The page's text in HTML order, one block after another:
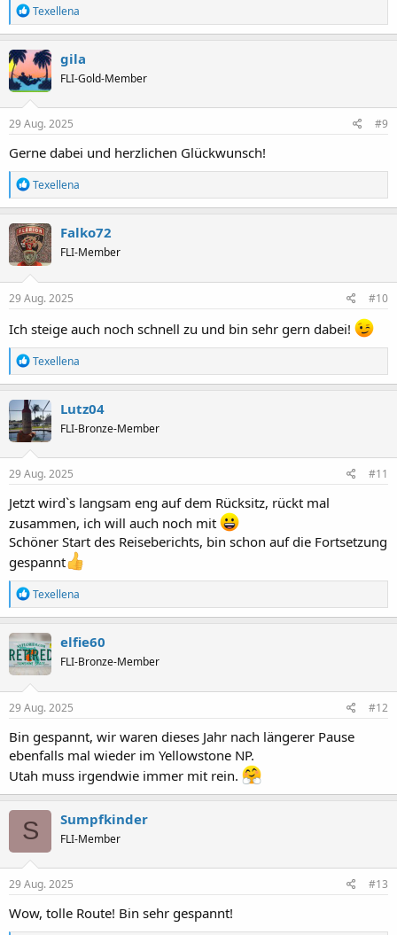
R
e
a
k
t
i
o
n
e
:
Texellena
gila
FLI-Gold-Member
29 Aug. 2025 #9
Gerne dabei und herzlichen Glückwunsch!
R
e
a
k
t
i
o
n
e
:
Texellena
Falko72
FLI-Member
29 Aug. 2025 #10
Ich steige auch noch schnell zu und bin sehr gern dabei!
R
e
a
k
t
i
o
n
e
:
Texellena
Lutz04
FLI-Bronze-Member
29 Aug. 2025 #11
Jetzt wird`s langsam eng auf dem Rücksitz, rückt mal
zusammen, ich will auch noch mit
Schöner Start des Reiseberichts, bin schon auf die Fortsetzung
gespannt
R
e
a
k
t
i
o
n
e
:
Texellena
elfie60
FLI-Bronze-Member
29 Aug. 2025 #12
Bin gespannt, wir waren dieses Jahr nach längerer Pause
ebenfalls mal wieder im Yellowstone NP.
Utah muss irgendwie immer mit rein.
S Sumpfkinder
FLI-Member
29 Aug. 2025 #13
Wow, tolle Route! Bin sehr gespannt!